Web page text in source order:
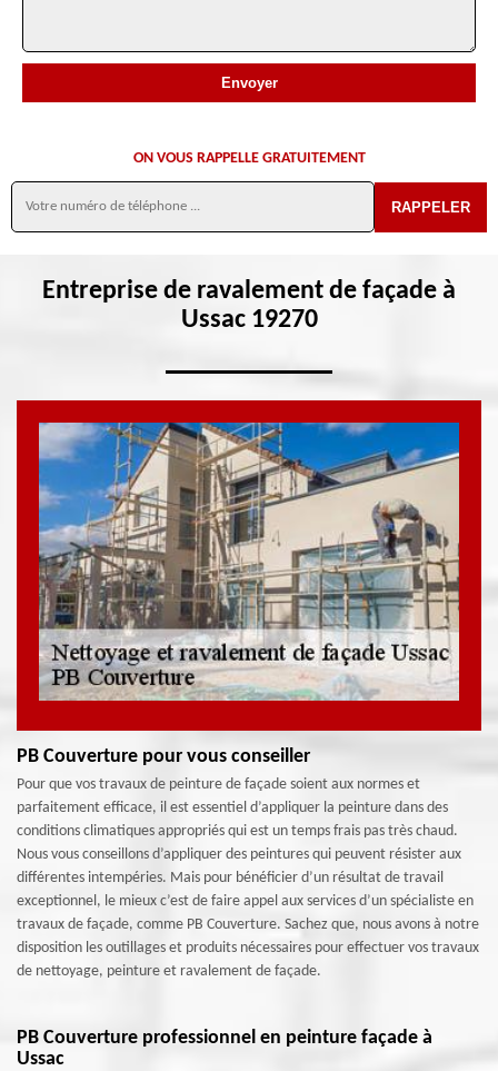
ON VOUS RAPPELLE GRATUITEMENT
Entreprise de ravalement de façade à
Ussac 19270
PB Couverture pour vous conseiller
Pour que vos travaux de peinture de façade soient aux normes et
parfaitement efficace, il est essentiel d’appliquer la peinture dans des
conditions climatiques appropriés qui est un temps frais pas très chaud.
Nous vous conseillons d’appliquer des peintures qui peuvent résister aux
différentes intempéries. Mais pour bénéficier d’un résultat de travail
exceptionnel, le mieux c’est de faire appel aux services d’un spécialiste en
travaux de façade, comme PB Couverture. Sachez que, nous avons à notre
disposition les outillages et produits nécessaires pour effectuer vos travaux
de nettoyage, peinture et ravalement de façade.
PB Couverture professionnel en peinture façade à
Ussac